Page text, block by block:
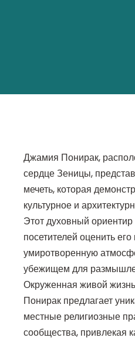
Джамия Понирак,
сердце Зеницы,
мечеть, которая
культурное и
Этот духовный
посетителей оценить
умиротворенную
убежищем для
Окруженная живой
Понирак предлагает
местные религиозные
сообщества, привлекая